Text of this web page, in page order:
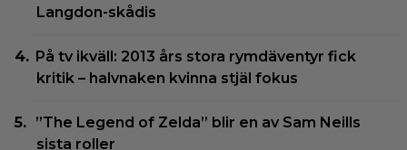
Langdon-skådis
På tv ikväll: 2013 års stora rymdäventyr fick
kritik – halvnaken kvinna stjäl fokus
”The Legend of Zelda” blir en av Sam Neills
sista roller